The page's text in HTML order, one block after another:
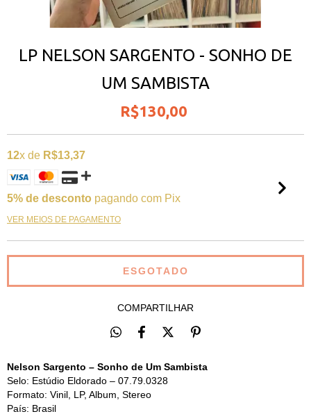
LP NELSON SARGENTO - SONHO DE
UM SAMBISTA
R$130,00
12x de R$13,37
5% de desconto pagando com Pix
VER MEIOS DE PAGAMENTO
COMPARTILHAR
Nelson Sargento – Sonho de Um Sambista
Selo: Estúdio Eldorado – 07.79.0328
Formato: Vinil, LP, Album, Stereo
País: Brasil